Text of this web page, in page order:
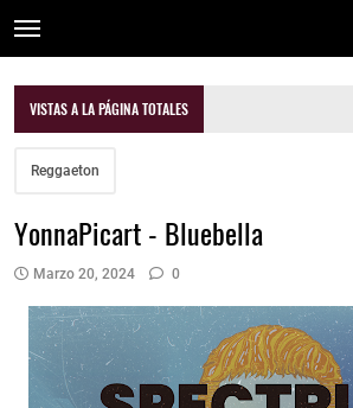
VISTAS A LA PÁGINA TOTALES
Reggaeton
YonnaPicart - Bluebella
Marzo 20, 2024 0